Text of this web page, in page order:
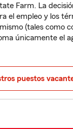
Farm. La
el empleo y los
(tales como
únicamente el
puestos